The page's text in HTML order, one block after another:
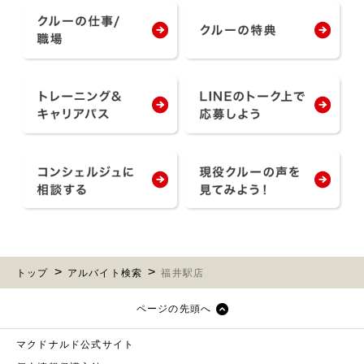
トップ アルバイト検索 福井駅店
ページの先頭へ
マクドナルド公式サイト